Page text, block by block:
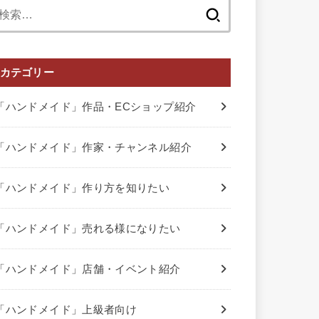
カテゴリー
ハンドメイド」作品・ECショップ紹介
ハンドメイド」作家・チャンネル紹介
ハンドメイド」作り方を知りたい
ハンドメイド」売れる様になりたい
ハンドメイド」店舗・イベント紹介
ハンドメイド」上級者向け